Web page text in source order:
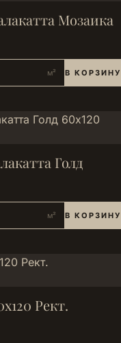
Мозаика
м² В КОРЗИНУ
Голд
м² В КОРЗИНУ
Рект.